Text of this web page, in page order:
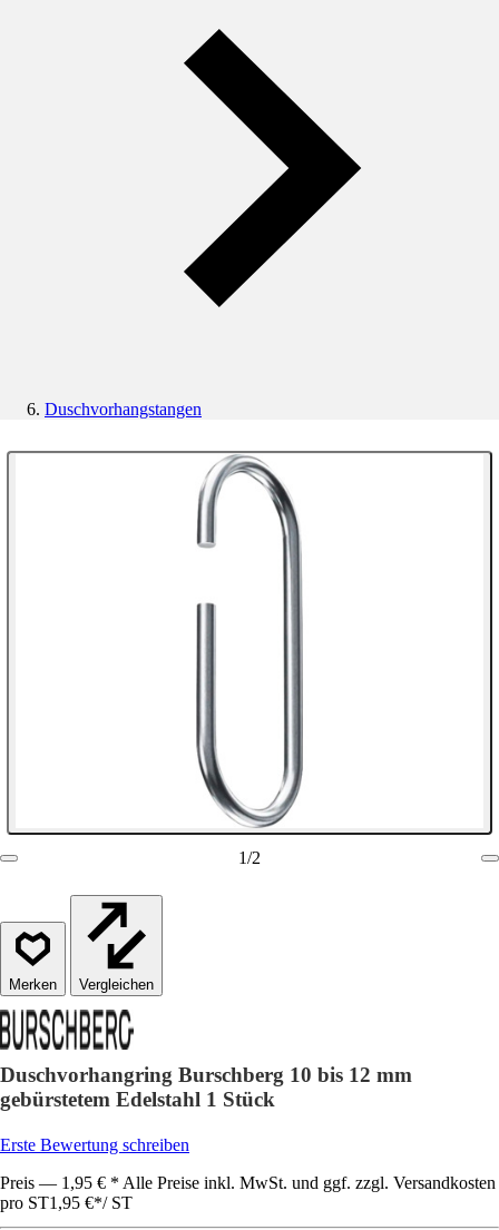
Duschvorhangstangen
1/2
Vergleichen
Duschvorhangring Burschberg 10 bis 12 mm
gebürstetem Edelstahl 1 Stück
Erste Bewertung schreiben
Preis — 1,95 € * Alle Preise inkl. MwSt. und ggf. zzgl. Versandkosten
pro ST1,95 €*/ ST